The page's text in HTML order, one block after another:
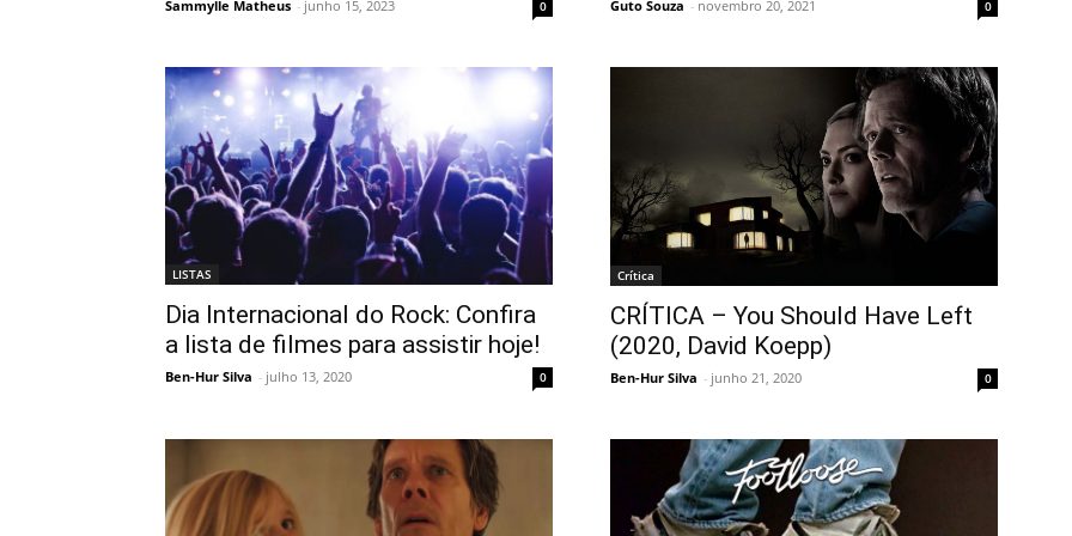
Sammylle Matheus - junho 15, 2023 0 Guto Souza - novembro 20, 2021 0
LISTAS
Dia Internacional do Rock: Confira
a lista de filmes para assistir hoje!
Ben-Hur Silva - julho 13, 2020 0
Crítica
CRÍTICA – You Should Have Left
(2020, David Koepp)
Ben-Hur Silva - junho 21, 2020 0